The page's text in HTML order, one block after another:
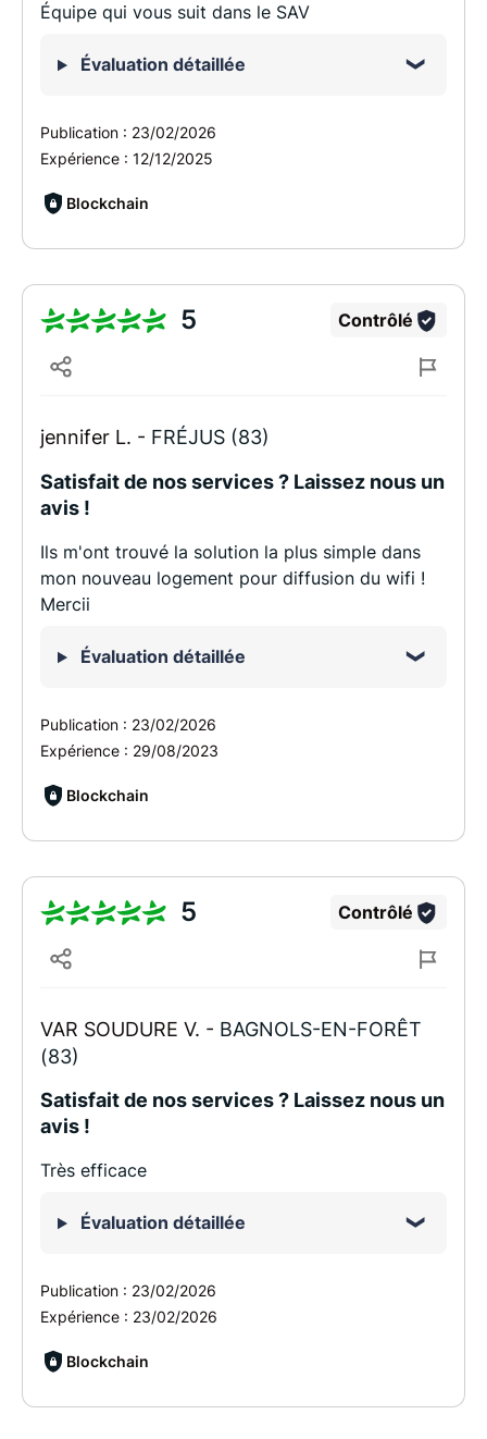
Équipe qui vous suit dans le SAV
Évaluation détaillée
Publication : 23/02/2026
Expérience : 12/12/2025
Blockchain
5 Contrôlé
jennifer L. - FRÉJUS (83)
Satisfait de nos services ? Laissez nous un
avis !
Ils m'ont trouvé la solution la plus simple dans
mon nouveau logement pour diffusion du wifi !
Mercii
Évaluation détaillée
Publication : 23/02/2026
Expérience : 29/08/2023
Blockchain
5 Contrôlé
VAR SOUDURE V. - BAGNOLS-EN-FORÊT
(83)
Satisfait de nos services ? Laissez nous un
avis !
Très efficace
Évaluation détaillée
Publication : 23/02/2026
Expérience : 23/02/2026
Blockchain